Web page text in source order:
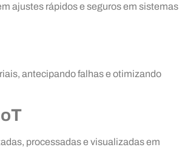
ajustes rápidos e seguros em sistemas
antecipando falhas e otimizando
processadas e visualizadas em